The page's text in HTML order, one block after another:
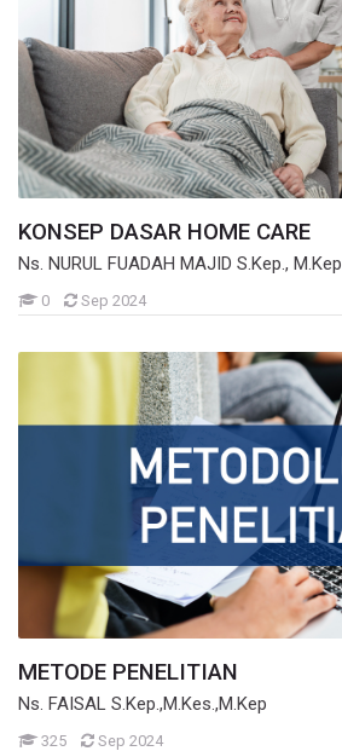
KONSEP DASAR HOME CARE
Ns. NURUL FUADAH MAJID S.Kep., M.Kep
0Mahasiswa
Sep 2024
METODE PENELITIAN
Ns. FAISAL S.Kep.,M.Kes.,M.Kep
325Mahasiswa
Sep 2024